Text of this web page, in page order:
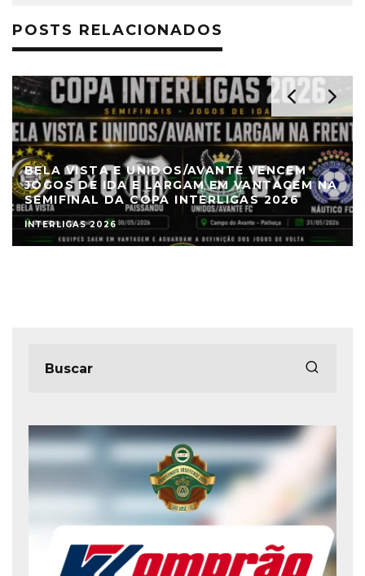
POSTS RELACIONADOS
BELA VISTA E UNIDOS/AVANTE VENCEM
JOGOS DE IDA E LARGAM EM VANTAGEM NA
SEMIFINAL DA COPA INTERLIGAS 2026
INTERLIGAS 2026